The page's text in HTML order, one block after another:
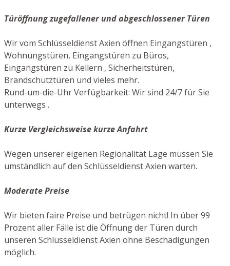
Türöffnung zugefallener und abgeschlossener Türen
Wir vom Schlüsseldienst Axien öffnen Eingangstüren ,
Wohnungstüren, Eingangstüren zu Büros,
Eingangstüren zu Kellern , Sicherheitstüren,
Brandschutztüren und vieles mehr.
Rund-um-die-Uhr Verfügbarkeit: Wir sind 24/7 für Sie
unterwegs .
Kurze Vergleichsweise kurze Anfahrt
Wegen unserer eigenen Regionalität Lage müssen Sie
umständlich auf den Schlüsseldienst Axien warten.
Moderate Preise
Wir bieten faire Preise und betrügen nicht! In über 99
Prozent aller Fälle ist die Öffnung der Türen durch
unseren Schlüsseldienst Axien ohne Beschädigungen
möglich.